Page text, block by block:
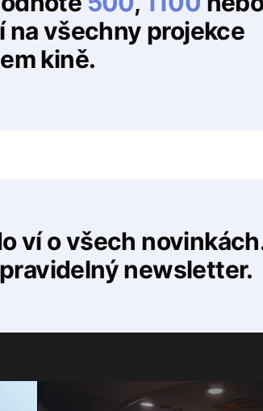
na všechny projekce
kině.
ví o všech
newsletter.